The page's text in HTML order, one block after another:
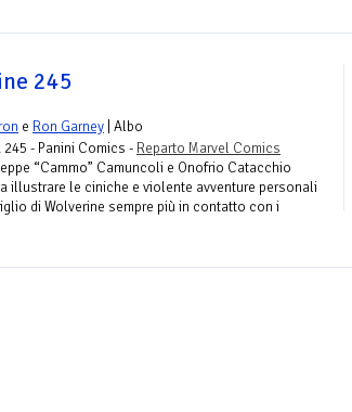
245
e Ron Garney | Albo
245 - Panini Comics - Reparto Marvel Comics
“Cammo” Camuncoli e Onofrio Catacchio
illustrare le ciniche e violente avventure personali
di Wolverine sempre più in contatto con i